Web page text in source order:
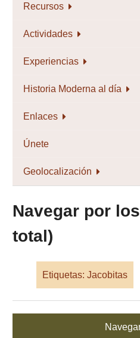
Recursos
Actividades
Experiencias
Historia Moderna al día
Enlaces
Únete
Geolocalización
Navegar por
total)
Etiquetas: Jacobitas